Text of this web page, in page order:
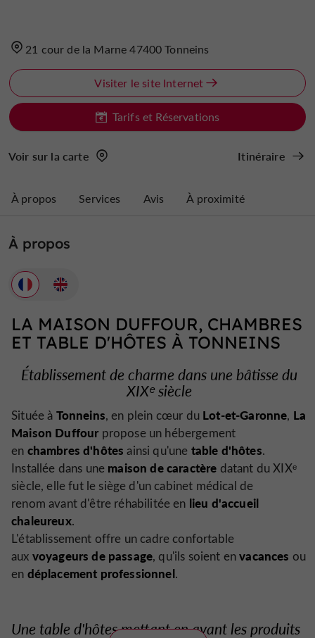
21 cour de la Marne 47400 Tonneins
Visiter le site Internet
Tarifs et Réservations
Voir sur la carte Itinéraire
À propos Services Avis À proximité
À propos
LA MAISON DUFFOUR, CHAMBRES
ET TABLE D'HÔTES À TONNEINS
Établissement de charme dans une bâtisse du
XIXᵉ siècle
Située à Tonneins, en plein cœur du Lot-et-Garonne, La
Maison Duffourpropose un hébergement
en chambres d'hôtes ainsi qu'une table d'hôtes.
Installée dans une maison de caractère datant du XIXᵉ
siècle, elle fut le siège d'un cabinet médical de
renom avant d'être réhabilitée en lieu d'accueil
chaleureux.
L'établissement offre un cadre confortable
aux voyageurs de passage, qu'ils soient envacances ou
en déplacement professionnel.
Une table d'hôtes mettant en avant les produits